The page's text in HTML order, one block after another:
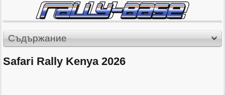
Съдържание
Safari Rally Kenya 2026